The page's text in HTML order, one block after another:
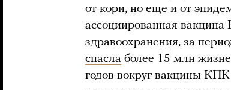
от кори, но еще и от
ассоциированная
здравоохранения, за
спасла более 15 млн
годов вокруг вакцины